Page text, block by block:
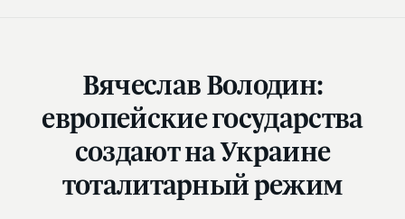
Вячеслав Володин:
европейские государства
создают на Украине
тоталитарный режим